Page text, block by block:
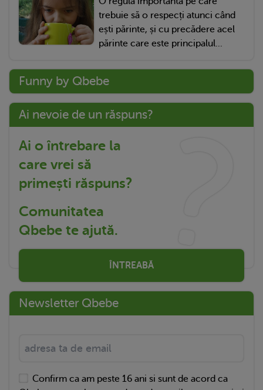
trebuie să o respecți atunci când
ești părinte, și cu precădere acel
părinte care este principalul...
Funny by Qbebe
Ai nevoie de un răspuns?
Ai o întrebare la
care vrei să
primești răspuns?
Comunitatea
Qbebe te ajută.
ÎNTREABĂ
Newsletter Qbebe
Confirm ca am peste 16 ani si sunt de acord ca